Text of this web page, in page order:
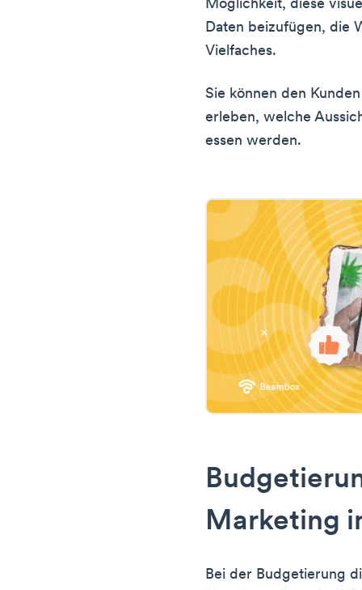
Möglichkeit, diese
Daten beizufügen, die
Vielfaches.
Sie können den
erleben, welche
essen werden.
Marketing
Bei der Budgetierung